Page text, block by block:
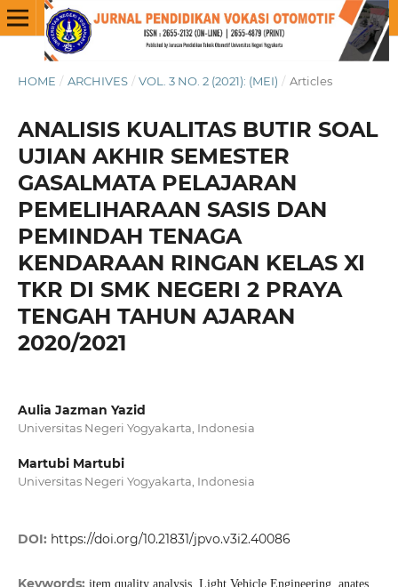
HOME / ARCHIVES / VOL. 3 NO. 2 (2021): (MEI) / Articles
ANALISIS KUALITAS BUTIR SOAL
UJIAN AKHIR SEMESTER
GASALMATA PELAJARAN
PEMELIHARAAN SASIS DAN
PEMINDAH TENAGA
KENDARAAN RINGAN KELAS XI
TKR DI SMK NEGERI 2 PRAYA
TENGAH TAHUN AJARAN
2020/2021
Aulia Jazman Yazid
Universitas Negeri Yogyakarta, Indonesia
Martubi Martubi
Universitas Negeri Yogyakarta, Indonesia
DOI: https://doi.org/10.21831/jpvo.v3i2.40086
Keywords: item quality analysis, Light Vehicle Engineering, anates